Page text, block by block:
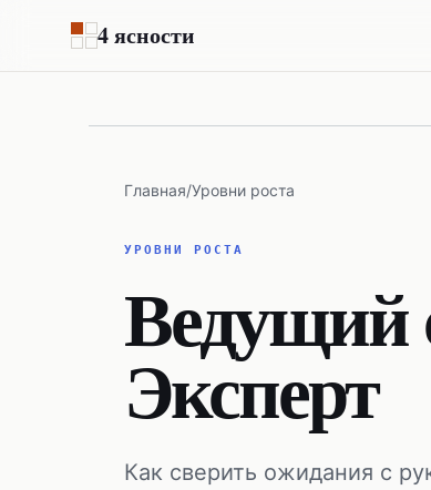
4 ясности
Главная/Уровни роста
УРОВНИ РОСТА
Ведущий
Эксперт
Как сверить ожидания с